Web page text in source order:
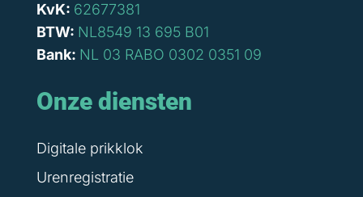
KvK: 62677381
BTW: NL8549 13 695 B01
Bank: NL 03 RABO 0302 0351 09
Onze diensten
Digitale prikklok
Urenregistratie